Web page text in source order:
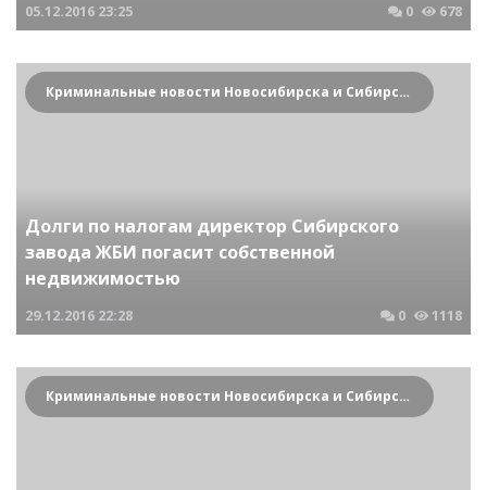
05.12.2016 23:25 0 678
Криминальные новости Новосибирска и Сибирского региона
Долги по налогам директор Сибирского
завода ЖБИ погасит собственной
недвижимостью
29.12.2016 22:28 0 1118
Криминальные новости Новосибирска и Сибирского региона